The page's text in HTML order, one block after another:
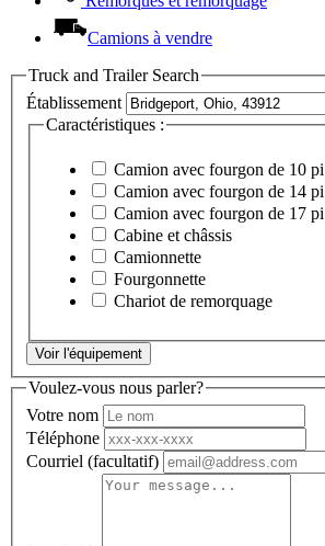
Camions à vendre
Truck and Trailer Search
Établissement
Caractéristiques :
Camion avec fourgon de 10 pi
Camion avec fourgon de 14 pi
Camion avec fourgon de 17 pi
Cabine et châssis
Camionnette
Fourgonnette
Chariot de remorquage
Voir l'équipement
Voulez-vous nous parler?
Votre nom
Téléphone
Courriel (facultatif)